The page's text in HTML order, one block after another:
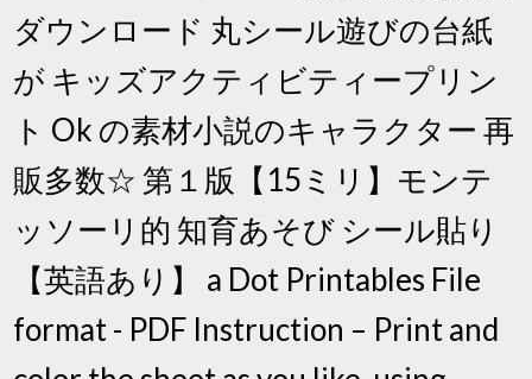
ダウンロード 丸シール遊びの台紙
が キッズアクティビティープリン
ト Ok の素材小説のキャラクター 再
販多数☆ 第１版【15ミリ】モンテ
ッソーリ的 知育あそび シール貼り
【英語あり】 a Dot Printables File
format - PDF Instruction – Print and